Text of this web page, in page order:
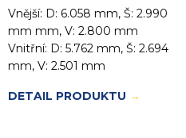
Vnější: D: 6.058 mm, Š: 2.990
mm mm, V: 2.800 mm
Vnitřní: D: 5.762 mm, Š: 2.694
mm, V: 2.501 mm
DETAIL PRODUKTU →